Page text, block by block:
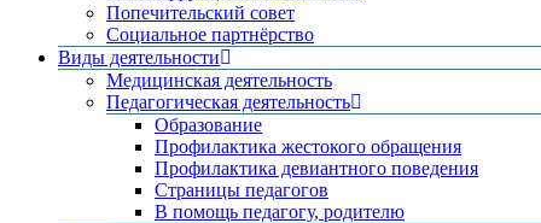
Попечительский совет
Социальное партнёрство
Виды деятельности
Медицинская деятельность
Педагогическая деятельность
Образование
Профилактика жестокого обращения
Профилактика девиантного поведения
Страницы педагогов
В помощь педагогу, родителю